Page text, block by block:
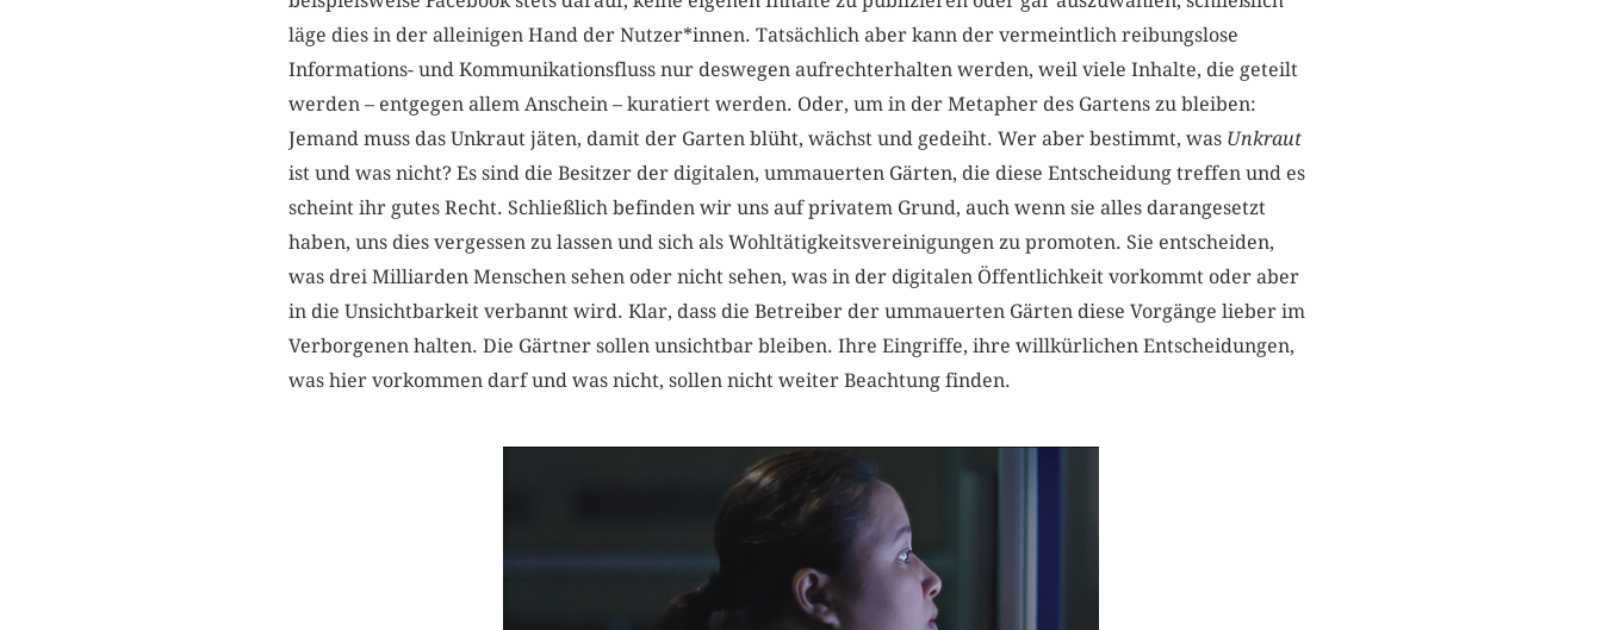
läge dies in der alleinigen Hand der Nutzer*innen. Tatsächlich aber kann der vermeintlich reibungslose
Informations- und Kommunikationsfluss nur deswegen aufrechterhalten werden, weil viele Inhalte, die geteilt
werden – entgegen allem Anschein – kuratiert werden. Oder, um in der Metapher des Gartens zu bleiben:
Jemand muss das Unkraut jäten, damit der Garten blüht, wächst und gedeiht. Wer aber bestimmt, was Unkraut
ist und was nicht? Es sind die Besitzer der digitalen, ummauerten Gärten, die diese Entscheidung treffen und es
scheint ihr gutes Recht. Schließlich befinden wir uns auf privatem Grund, auch wenn sie alles darangesetzt
haben, uns dies vergessen zu lassen und sich als Wohltätigkeitsvereinigungen zu promoten. Sie entscheiden,
was drei Milliarden Menschen sehen oder nicht sehen, was in der digitalen Öffentlichkeit vorkommt oder aber
in die Unsichtbarkeit verbannt wird. Klar, dass die Betreiber der ummauerten Gärten diese Vorgänge lieber im
Verborgenen halten. Die Gärtner sollen unsichtbar bleiben. Ihre Eingriffe, ihre willkürlichen Entscheidungen,
was hier vorkommen darf und was nicht, sollen nicht weiter Beachtung finden.